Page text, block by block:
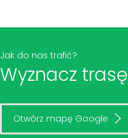
Jak do nas trafić?
Wyznacz trasę
Otwórz mapę Google